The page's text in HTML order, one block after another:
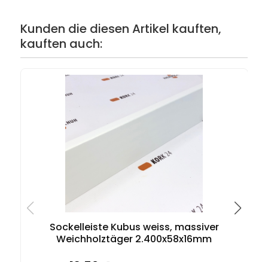
Kunden die diesen Artikel kauften,
kauften auch:
Sockelleiste Kubus weiss, massiver
Weichholztäger 2.400x58x16mm